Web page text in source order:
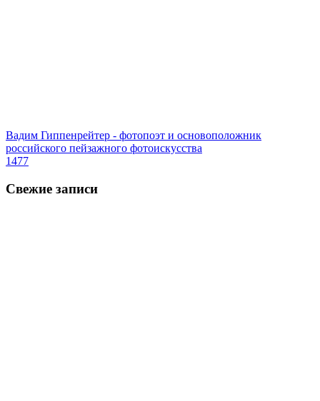
Вадим Гиппенрейтер - фотопоэт и основоположник
российского пейзажного фотоискусства
1477
Свежие записи